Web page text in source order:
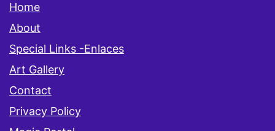
Home
About
Special Links -Enlaces
Art Gallery
Contact
Privacy Policy